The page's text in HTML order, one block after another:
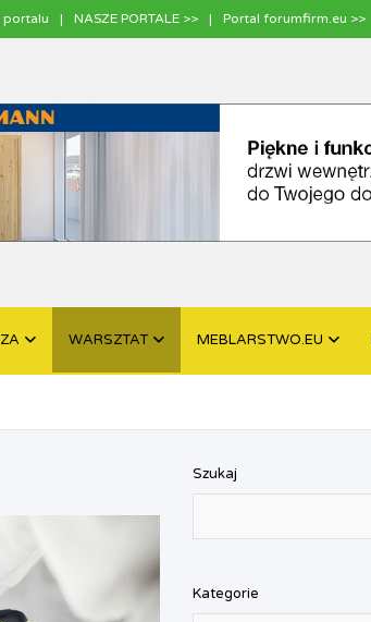
portalu NASZE PORTALE >> Portal forumfirm.eu >>
WARSZTAT MEBLARSTWO.EU
Szukaj
Kategorie